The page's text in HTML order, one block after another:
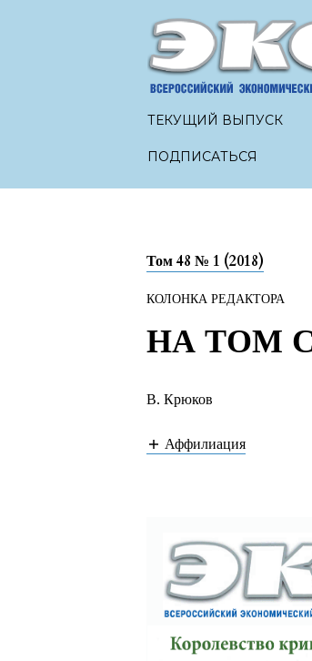
ТЕКУЩИЙ ВЫПУСК
ПОДПИСАТЬСЯ
Том 48 № 1 (2018)
КОЛОНКА РЕДАКТОРА
НА ТОМ
В. Крюков
Аффилиация